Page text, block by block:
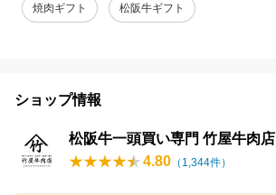
焼肉ギフト 松阪牛ギフト
ショップ情報
松阪牛一頭買い専門 竹屋牛肉店
4.80 （ 1,344件）